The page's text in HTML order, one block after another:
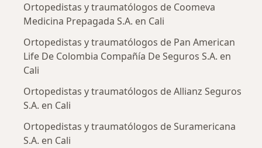
Ortopedistas y traumatólogos de Coomeva
Medicina Prepagada S.A. en Cali
Ortopedistas y traumatólogos de Pan American
Life De Colombia Compañía De Seguros S.A. en
Cali
Ortopedistas y traumatólogos de Allianz Seguros
S.A. en Cali
Ortopedistas y traumatólogos de Suramericana
S.A. en Cali